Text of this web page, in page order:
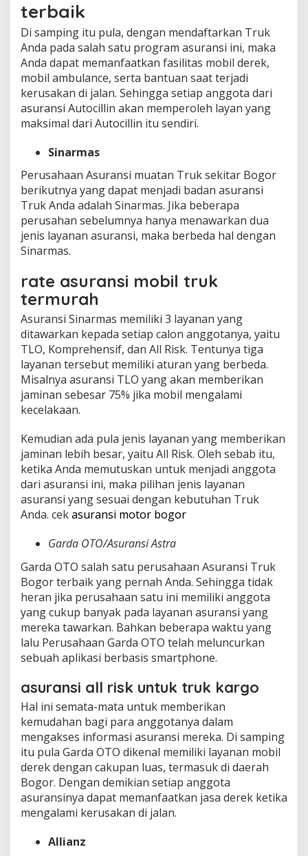
terbaik
Di samping itu pula, dengan mendaftarkan Truk
Anda pada salah satu program asuransi ini, maka
Anda dapat memanfaatkan fasilitas mobil derek,
mobil ambulance, serta bantuan saat terjadi
kerusakan di jalan. Sehingga setiap anggota dari
asuransi Autocillin akan memperoleh layan yang
maksimal dari Autocillin itu sendiri.
Sinarmas
Perusahaan Asuransi muatan Truk sekitar Bogor
berikutnya yang dapat menjadi badan asuransi
Truk Anda adalah Sinarmas. Jika beberapa
perusahan sebelumnya hanya menawarkan dua
jenis layanan asuransi, maka berbeda hal dengan
Sinarmas.
rate asuransi mobil truk
termurah
Asuransi Sinarmas memiliki 3 layanan yang
ditawarkan kepada setiap calon anggotanya, yaitu
TLO, Komprehensif, dan All Risk. Tentunya tiga
layanan tersebut memiliki aturan yang berbeda.
Misalnya asuransi TLO yang akan memberikan
jaminan sebesar 75% jika mobil mengalami
kecelakaan.
Kemudian ada pula jenis layanan yang memberikan
jaminan lebih besar, yaitu All Risk. Oleh sebab itu,
ketika Anda memutuskan untuk menjadi anggota
dari asuransi ini, maka pilihan jenis layanan
asuransi yang sesuai dengan kebutuhan Truk
Anda. cekasuransi motor bogor
Garda OTO/Asuransi Astra
Garda OTO salah satu perusahaan Asuransi Truk
Bogor terbaik yang pernah Anda. Sehingga tidak
heran jika perusahaan satu ini memiliki anggota
yang cukup banyak pada layanan asuransi yang
mereka tawarkan. Bahkan beberapa waktu yang
lalu Perusahaan Garda OTO telah meluncurkan
sebuah aplikasi berbasis smartphone.
asuransi all risk untuk truk kargo
Hal ini semata-mata untuk memberikan
kemudahan bagi para anggotanya dalam
mengakses informasi asuransi mereka. Di samping
itu pula Garda OTO dikenal memiliki layanan mobil
derek dengan cakupan luas, termasuk di daerah
Bogor. Dengan demikian setiap anggota
asuransinya dapat memanfaatkan jasa derek ketika
mengalami kerusakan di jalan.
Allianz